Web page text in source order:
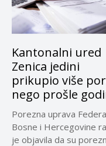
Kantonalni ured
Zenica jedini
prikupio više
nego prošle
Porezna uprava
Bosne i Hercegovine
je objavila da su